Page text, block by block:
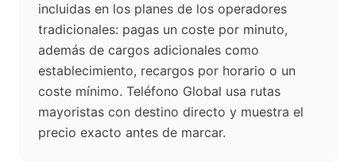
incluidas en los planes de los operadores
tradicionales: pagas un coste por minuto,
además de cargos adicionales como
establecimiento, recargos por horario o un
coste mínimo. Teléfono Global usa rutas
mayoristas con destino directo y muestra el
precio exacto antes de marcar.